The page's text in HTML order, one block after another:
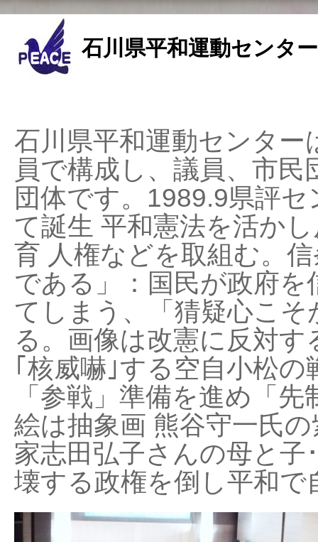
石川県平和運動センタ
石川県平和運動センタ
員で構成し、議員、市
団体です。1989.9県評
て誕生 平和憲法を活か
育 人権などを取組む。
である」：国民が政府
てしまう、「猜疑心こ
る。画像は改憲に反対
｢核威嚇｣する空自小松
「参戦」準備を進め「
絵は抽象画 熊谷守一氏
家志田弘子さんの母と子
壊する政権を倒し平和